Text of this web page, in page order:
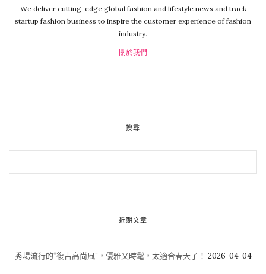
We deliver cutting-edge global fashion and lifestyle news and track
startup fashion business to inspire the customer experience of fashion
industry.
關於我們
搜尋
近期文章
秀場流行的“復古高尚風”，優雅又時髦，太適合春天了！ 2026-04-04